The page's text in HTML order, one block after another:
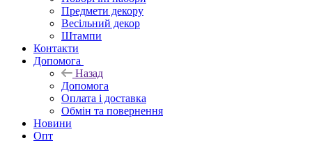
Предмети декору
Весільний декор
Штампи
Контакти
Допомога
Назад
Допомога
Оплата і доставка
Обмін та повернення
Новини
Опт